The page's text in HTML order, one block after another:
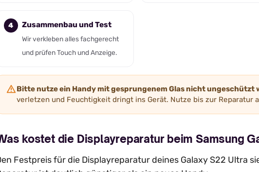
Zusammenbau und Test
Wir verkleben alles fachgerecht
und prüfen Touch und Anzeige.
Bitte nutze ein Handy mit gesprungenem Glas nicht ungeschützt
verletzen und Feuchtigkeit dringt ins Gerät. Nutze bis zur Reparatur
kostet die Displayreparatur beim Samsung
Festpreis für die Displayreparatur deines Galaxy S22 Ultra